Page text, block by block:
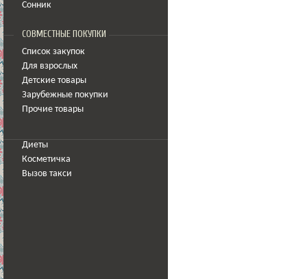
Сонник
СОВМЕСТНЫЕ ПОКУПКИ
Список закупок
Для взрослых
Детские товары
Зарубежные покупки
Прочие товары
Диеты
Косметичка
Вызов такси